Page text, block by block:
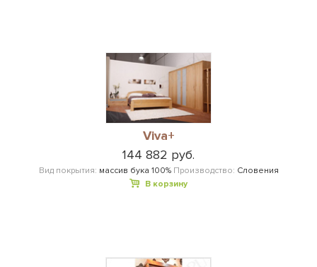
Viva+
144 882 руб.
Вид покрытия: массив бука 100%Производство: Словения
В корзину